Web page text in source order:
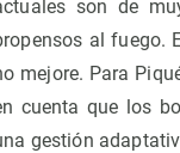
son de
al fuego.
mejore. Para
cuenta que los
gestión